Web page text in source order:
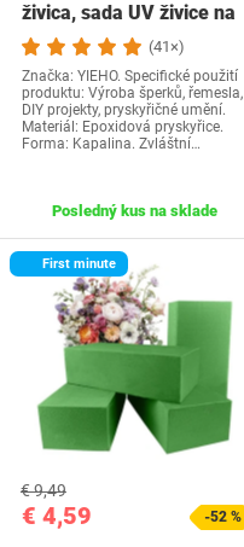
živica, sada UV živice na
výrobu…
(41×)
Značka: YIEHO. Specifické použití
produktu: Výroba šperků, řemesla,
DIY projekty, pryskyřičné umění.
Materiál: Epoxidová pryskyřice.
Forma: Kapalina. Zvláštní…
Posledný kus na sklade
First minute
€ 4,59
€ 9,49
-52 %